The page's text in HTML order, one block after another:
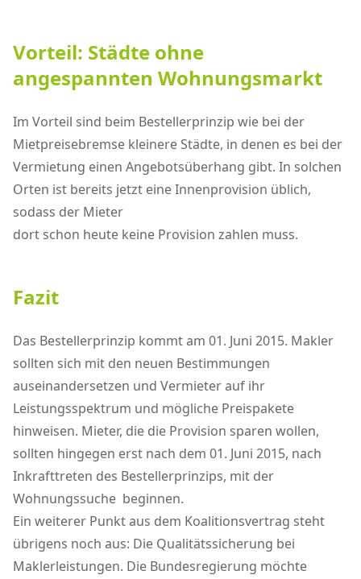
Vorteil: Städte ohne
angespannten Wohnungsmarkt
Im Vorteil sind beim Bestellerprinzip wie bei der
Mietpreisebremse kleinere Städte, in denen es bei der
Vermietung einen Angebotsüberhang gibt. In solchen
Orten ist bereits jetzt eine Innenprovision üblich,
sodass der Mieter
dort schon heute keine Provision zahlen muss.
Fazit
Das Bestellerprinzip kommt am 01. Juni 2015. Makler
sollten sich mit den neuen Bestimmungen
auseinandersetzen und Vermieter auf ihr
Leistungsspektrum und mögliche Preispakete
hinweisen. Mieter, die die Provision sparen wollen,
sollten hingegen erst nach dem 01. Juni 2015, nach
Inkrafttreten des Bestellerprinzips, mit der
Wohnungssuche beginnen.
Ein weiterer Punkt aus dem Koalitionsvertrag steht
übrigens noch aus: Die Qualitätssicherung bei
Maklerleistungen. Die Bundesregierung möchte